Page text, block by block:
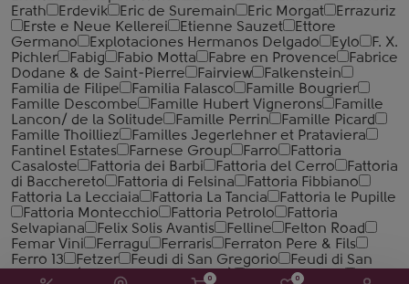
0 0
Erath
Erdevik Eric de Suremain Eric Morgat
Errazuriz
Erste e Neue Kellerei
Etienne Sauzet
Ettore
Germano
Explotaciones Hermanos Delgado Eylo
F. X.
Pichler
Fabig Fabio Motta Fabre en Provence
Fabrice
Dodane & de Saint-Pierre
Fairview
Falkenstein
Familia de Filipe
Familia Falasco
Famille Bougrier
Famille Descombe
Famille Hubert Vignerons
Famille
Lancon/ de la Solitude
Famille Perrin
Famille Picard
Famille Thoilliez
Familles Jegerlehner et Prataviera
Fantinel Estates
Farnese Group Farro
Fattoria
Casaloste
Fattoria dei Barbi Fattoria del Cerro
Fattoria
di Bacchereto
Fattoria di Felsina
Fattoria Fibbiano
Fattoria La Lecciaia
Fattoria La Tancia
Fattoria le Pupille
Fattoria Montecchio
Fattoria Petrolo
Fattoria
Selvapiana
Felix Solis Avantis Felline
Felton Road
Femar Vini
Ferragu Ferraris
Ferraton Pere & Fils
Ferro 13
Fetzer Feudi di San Gregorio
Feudi di San
Marzano (Cantine San Marzano)
Feudo Arancio